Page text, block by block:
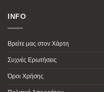
INFO
Βρείτε μας στον Χάρτη
Συχνές Ερωτήσεις
Όροι Χρήσης